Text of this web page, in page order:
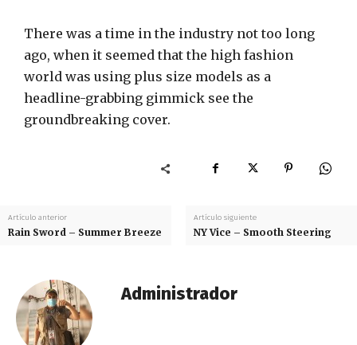
There was a time in the industry not too long
ago, when it seemed that the high fashion
world was using plus size models as a
headline-grabbing gimmick see the
groundbreaking cover.
Artículo anterior
Rain Sword – Summer Breeze
Artículo siguiente
NY Vice – Smooth Steering
Administrador